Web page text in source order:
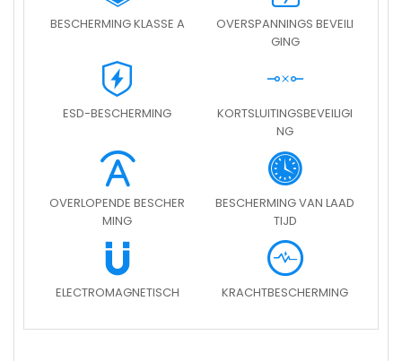
BESCHERMING KLASSE A
OVERSPANNINGS BEVEILI
GING
ESD-BESCHERMING
KORTSLUITINGSBEVEILIGI
NG
OVERLOPENDE BESCHER
MING
BESCHERMING VAN LAAD
TIJD
ELECTROMAGNETISCH KRACHTBESCHERMING